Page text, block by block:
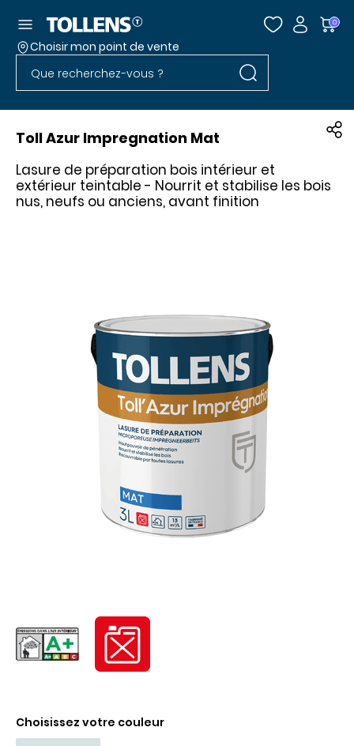
0
Passer la liste des magasins et aller au pied
Choisir mon point de vente
Rechercher dans le site Rechercher
Accéder au menu
Toll Azur Impregnation Mat
Lasure de préparation bois intérieur et
extérieur teintable - Nourrit et stabilise les bois
nus, neufs ou anciens, avant finition
Choisissez votre couleur